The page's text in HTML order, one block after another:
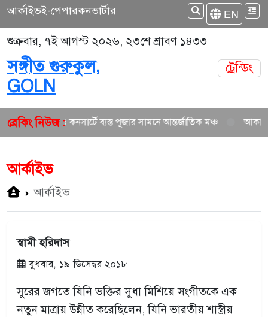
আর্কাইভই-পেপারকনভার্টার EN
শুক্রবার, ৭ই আগস্ট ২০২৬, ২৩শে শ্রাবণ ১৪৩৩
সঙ্গীত গুরুকুল,
GOLN
ট্রেন্ডিং
ব্রেকিং নিউজ :
গান ও কনসার্টে ব্যস্ত পূজার সামনে আন্তর্জাতিক মঞ্চ আকাশ সেন ও
আর্কাইভ
আর্কাইভ
স্বামী হরিদাস
বুধবার, ১৯ ডিসেম্বর ২০১৮
সুরের জগতে যিনি ভক্তির সুধা মিশিয়ে সংগীতকে এক
নতুন মাত্রায় উন্নীত করেছিলেন, যিনি ভারতীয় শাস্ত্রীয়